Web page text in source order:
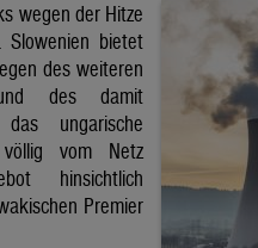
wegen der Hitze
Slowenien bietet
des weiteren
und des damit
das ungarische
vom Netz
hinsichtlich
Premier